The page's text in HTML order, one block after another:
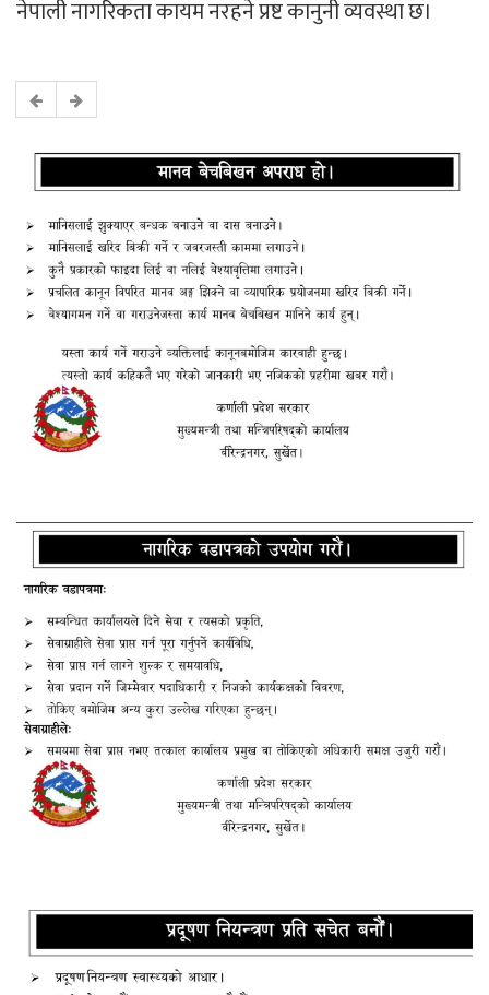
नेपाली नागरिकता कायम नरहने प्रष्ट कानुनी व्यवस्था छ।